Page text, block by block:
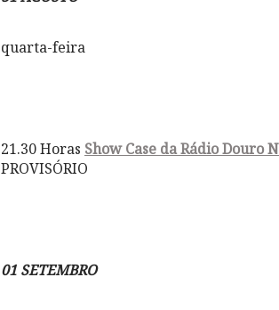
quarta-feira
21.30 Horas Show Case da Rádio Douro
PROVISÓRIO
01 SETEMBRO